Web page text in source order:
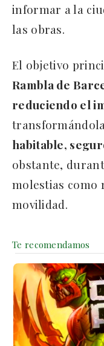
informar a la
las obras.
El objetivo
Rambla de
reduciendo el
habitable,
obstante,
molestias como
movilidad.